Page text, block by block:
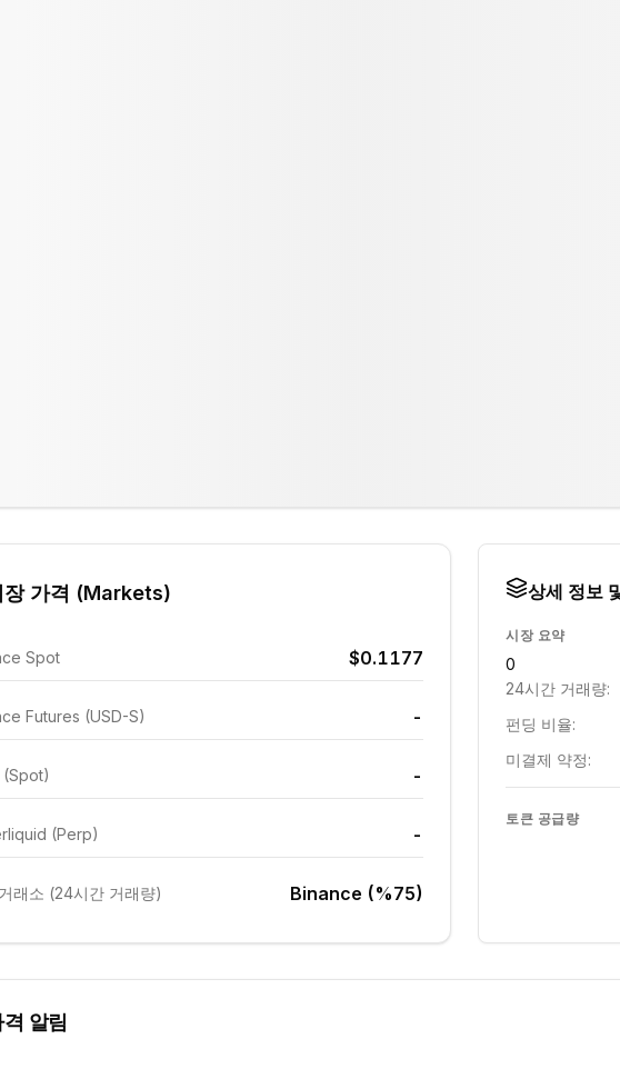
장 가격 (Markets)
Spot $0.1177
Futures (USD-S) -
(Spot) -
(Perp) -
래소 (24시간 거래량) Binance (%75)
상세 정보
시장 요약
0
24시간 거래량:
펀딩 비율:
미결제 약정:
토큰 공급량
격 알림